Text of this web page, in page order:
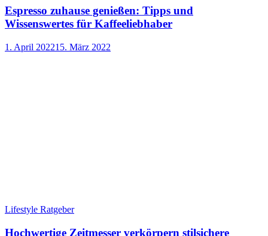
Espresso zuhause genießen: Tipps und
Wissenswertes für Kaffeeliebhaber
1. April 202215. März 2022
Lifestyle Ratgeber
Hochwertige Zeitmesser verkörpern stilsichere